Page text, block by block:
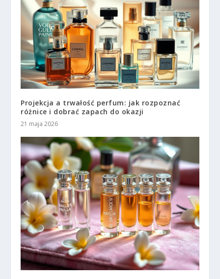
Projekcja a trwałość perfum: jak rozpoznać
różnice i dobrać zapach do okazji
21 maja 2026